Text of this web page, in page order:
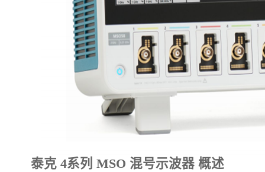
泰克 4系列 MSO 混号示波器 概述